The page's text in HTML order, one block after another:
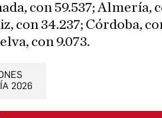
con 59.537; Almería,
con 34.237; Córdoba,
con 9.073.
2026